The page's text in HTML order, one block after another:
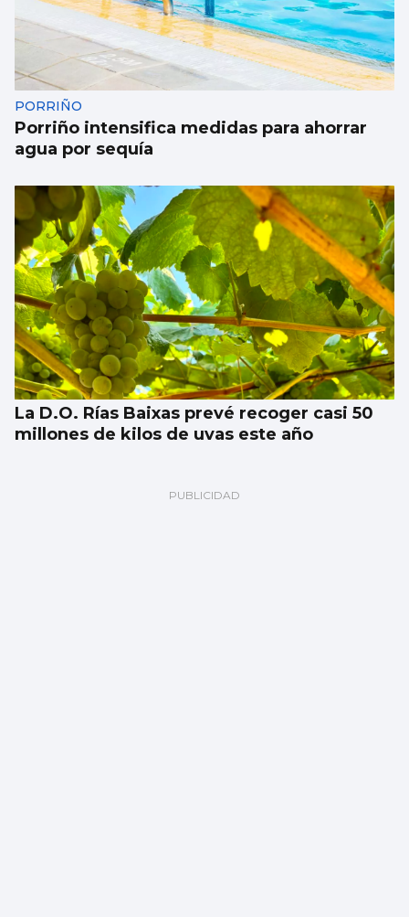
PORRIÑO
Porriño intensifica medidas para ahorrar
agua por sequía
La D.O. Rías Baixas prevé recoger casi 50
millones de kilos de uvas este año